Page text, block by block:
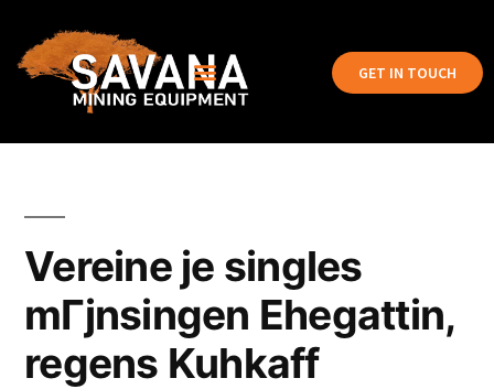
GET IN TOUCH
Vereine je singles
mГјnsingen Ehegattin,
regens Kuhkaff